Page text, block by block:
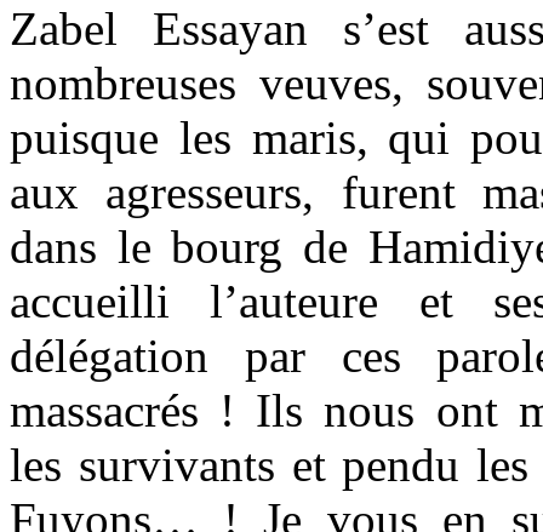
Zabel Essayan s’est
nombreuses veuves,
puisque les maris, qui
aux agresseurs, furent
dans le bourg de
accueilli l’auteure et
délégation par ces
massacrés ! Ils nous ont
les survivants et pendu
Fuyons… ! Je vous en